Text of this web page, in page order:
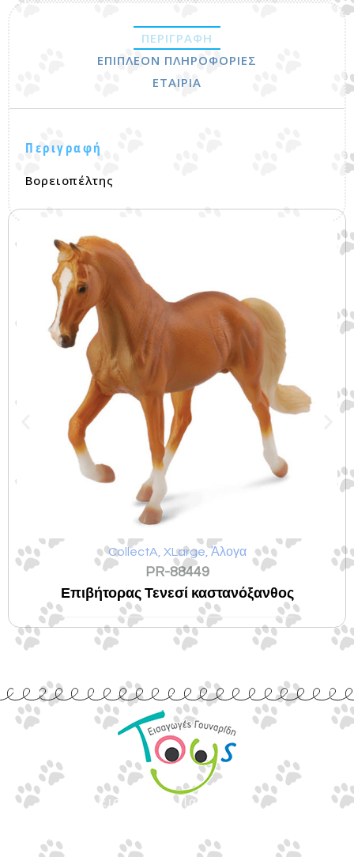
ΠΕΡΙΓΡΑΦΉ
ΕΠΙΠΛΈΟΝ ΠΛΗΡΟΦΟΡΊΕΣ
ΕΤΑΙΡΊΑ
Περιγραφή
Βορειοπέλτης
Σχετικά προϊόντα
CollectA XLarge ,Άλογα
PR-88449
Επιβήτορας Τενεσί καστανόξανθος
Εισαγωγές Παιχνιδιών